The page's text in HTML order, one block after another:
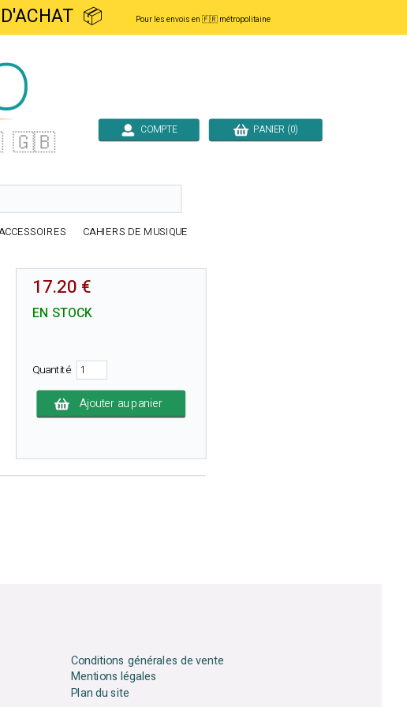
D'ACHAT 📦 Pour les envois en 🇫🇷 métropolitaine
🇬🇧 COMPTE PANIER (0)
CAHIERS DE MUSIQUE
17.20 €
EN STOCK
Quantité
Ajouter au panier
Conditions générales de vente
Mentions légales
Plan du site